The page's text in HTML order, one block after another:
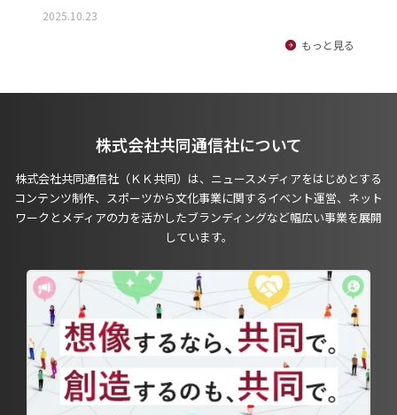
2025.10.23
もっと見る
株式会社共同通信社について
株式会社共同通信社（ＫＫ共同）は、ニュースメディアをはじめとする
コンテンツ制作、スポーツから文化事業に関するイベント運営、ネット
ワークとメディアの力を活かしたブランディングなど幅広い事業を展開
しています。